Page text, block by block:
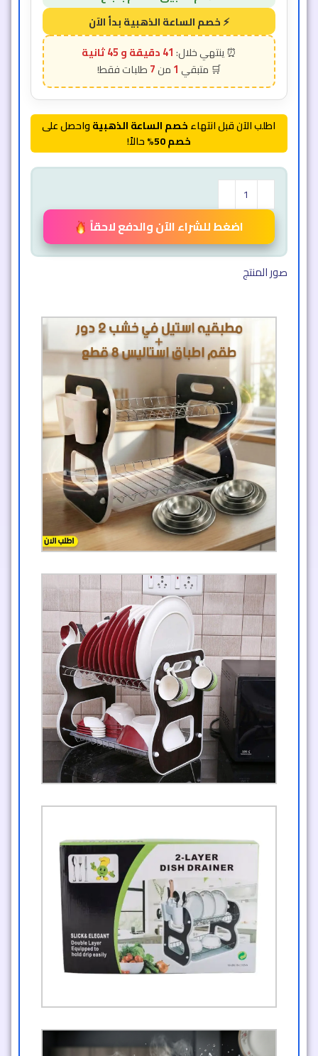
41 دقيقة و 42 ثانية
1
7
اطلب الآن قبل انتهاءخصم الساعة الذهبيةواحصل على
خصم 50%
حالاً!
اضغط للشراء الآن والدفع لاحقاً
صور المنتج​